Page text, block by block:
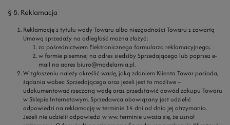
§ 8. Reklamacja
Reklamację z tytułu wady Towaru albo niezgodności Towaru z zawartą
Umową sprzedaży na odległość można złożyć:
za pośrednictwem Elektronicznego formularza reklamacyjnego;
w formie pisemnej na adres siedziby Sprzedającego lub poprzez e-
mail na adres biuro@modelarnia.pl.
W zgłoszeniu należy określić wadę, jaką zdaniem Klienta Towar posiada,
żądania wobec Sprzedającego oraz jeżeli jest to możliwe –
udokumentować rzeczoną wadę oraz przedstawić dowód zakupu Towaru
w Sklepie Internetowym. Sprzedawca obowiązany jest udzielić
odpowiedzi na reklamację w terminie 14 dni od dnia jej otrzymania.
Jeżeli nie udzielił odpowiedzi w ww. terminie uważa się, że uznał